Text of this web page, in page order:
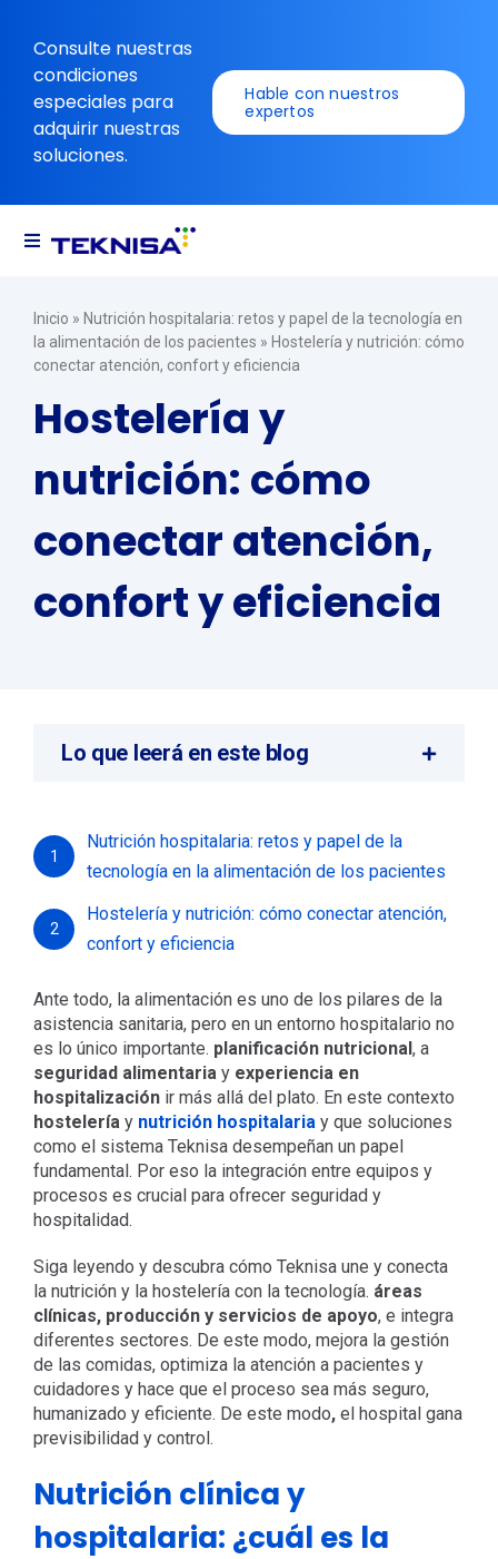
contenido
Consulte nuestras
condiciones
especiales para
adquirir nuestras
soluciones.
Hable con nuestros
expertos
Alternar
Recursos
Inicio » Nutrición hospitalaria: retos y papel de la tecnología en
la alimentación de los pacientes » Hostelería y nutrición: cómo
conectar atención, confort y eficiencia
Hostelería y
nutrición: cómo
conectar atención,
confort y eficiencia
Ante todo, la alimentación es uno de los pilares de la
asistencia sanitaria, pero en un entorno hospitalario no
es lo único importante. planificación nutricional, a
seguridad alimentaria y experiencia en
hospitalizaciónir más allá del plato. En este contexto
hostelería y nutrición hospitalaria y que soluciones
como el sistema Teknisadesempeñan un papel
fundamental. Por eso la integración entre equipos y
procesos es crucial para ofrecer seguridad y
hospitalidad.
Siga leyendo y descubra cómo Teknisa une y conecta
la nutrición y la hostelería con la tecnología. áreas
clínicas, producción y servicios de apoyo, e integra
diferentes sectores. De este modo, mejora la gestión
de las comidas, optimiza la atención a pacientes y
cuidadores y hace que el proceso sea más seguro,
humanizado y eficiente. De este modo,el hospital gana
previsibilidad y control.
Nutrición clínica y
hospitalaria: ¿cuál es la
Lo que leerá en este blog
1
Nutrición hospitalaria: retos y papel de la
tecnología en la alimentación de los pacientes
2
Hostelería y nutrición: cómo conectar atención,
confort y eficiencia